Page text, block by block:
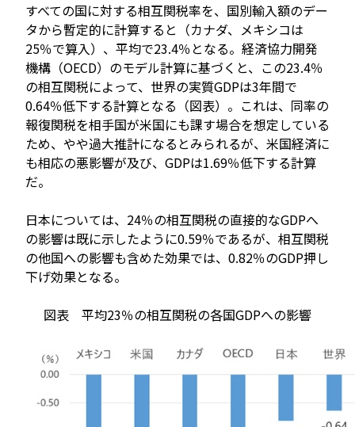
すべての国に対する相互関税率を、国別輸入額のデー
タから暫定的に計算すると（カナダ、メキシコは
25％で算入）、平均で23.4％となる。経済協力開発
機構（OECD）のモデル計算に基づくと、この23.4％
の相互関税によって、世界の実質GDPは3年間で
0.64％低下する計算となる（図表）。これは、同率の
報復関税を相手国が米国にも課す場合を想定している
ため、やや過大推計になるとみられるが、米国経済に
も相応の悪影響が及び、GDPは1.69％低下する計算
だ。
日本については、24％の相互関税の直接的なGDPへ
の影響は既に示したように0.59％であるが、相互関税
の他国への影響も含めた効果では、0.82％のGDP押し
下げ効果となる。
図表 平均23％の相互関税の各国GDPへの影響